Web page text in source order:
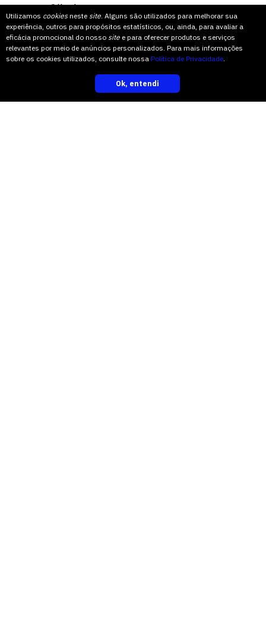
Utilizamos cookiesneste site. Alguns são utilizados para melhorar sua
experiência, outros para propósitos estatísticos, ou, ainda, para avaliar a
eficácia promocional do nosso site e para oferecer produtos e serviços
relevantes por meio de anúncios personalizados. Para mais informações
sobre os cookies utilizados, consulte nossa Política de Privacidade.
Ok, entendi
Oliveira
Conforme Oliveira, essas terapias